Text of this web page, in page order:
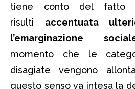
tiene conto del fatto
risulti accentuata
l’emarginazione
momento che le
disagiate vengono
questo senso va intesa la